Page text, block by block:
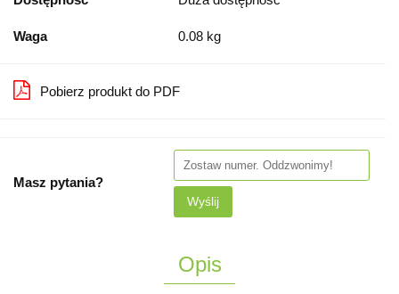
Waga 0.08 kg
Pobierz produkt do PDF
Masz pytania?
Wyślij
Opis